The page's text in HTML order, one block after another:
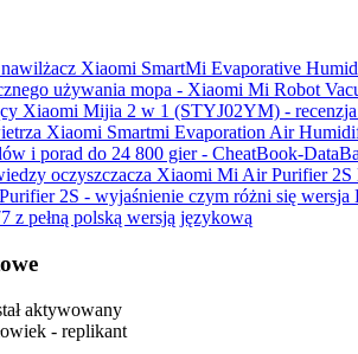
Xiaomi SmartMi Evaporative
używania mopa - Xiaomi Mi Robot
Xiaomi Mijia 2 w 1 (STYJ02YM) -
Xiaomi Smartmi Evaporation Air
i porad do 24 800 gier - CheatBook-
oczyszczacza Xiaomi Mi Air Purifier
2S - wyjaśnienie czym różni się wersja
z pełną polską wersją językową